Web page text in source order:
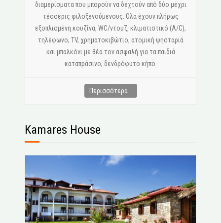
διαμερίσματα που μπορούν να δεχτούν από δύο μέχρι
τέσσερις φιλοξενούμενους. Όλα έχουν πλήρως
εξοπλισμένη κουζίνα, WC/ντουζ, κλιματιστικό (A/C),
τηλέφωνο, ΤV, χρηματοκιβώτιο, ατομική ψησταριά
και μπαλκόνι με θέα τον ασφαλή για τα παιδιά
καταπράσινο, δενδρόφυτο κήπο.
Περισσότερα...
Kamares House